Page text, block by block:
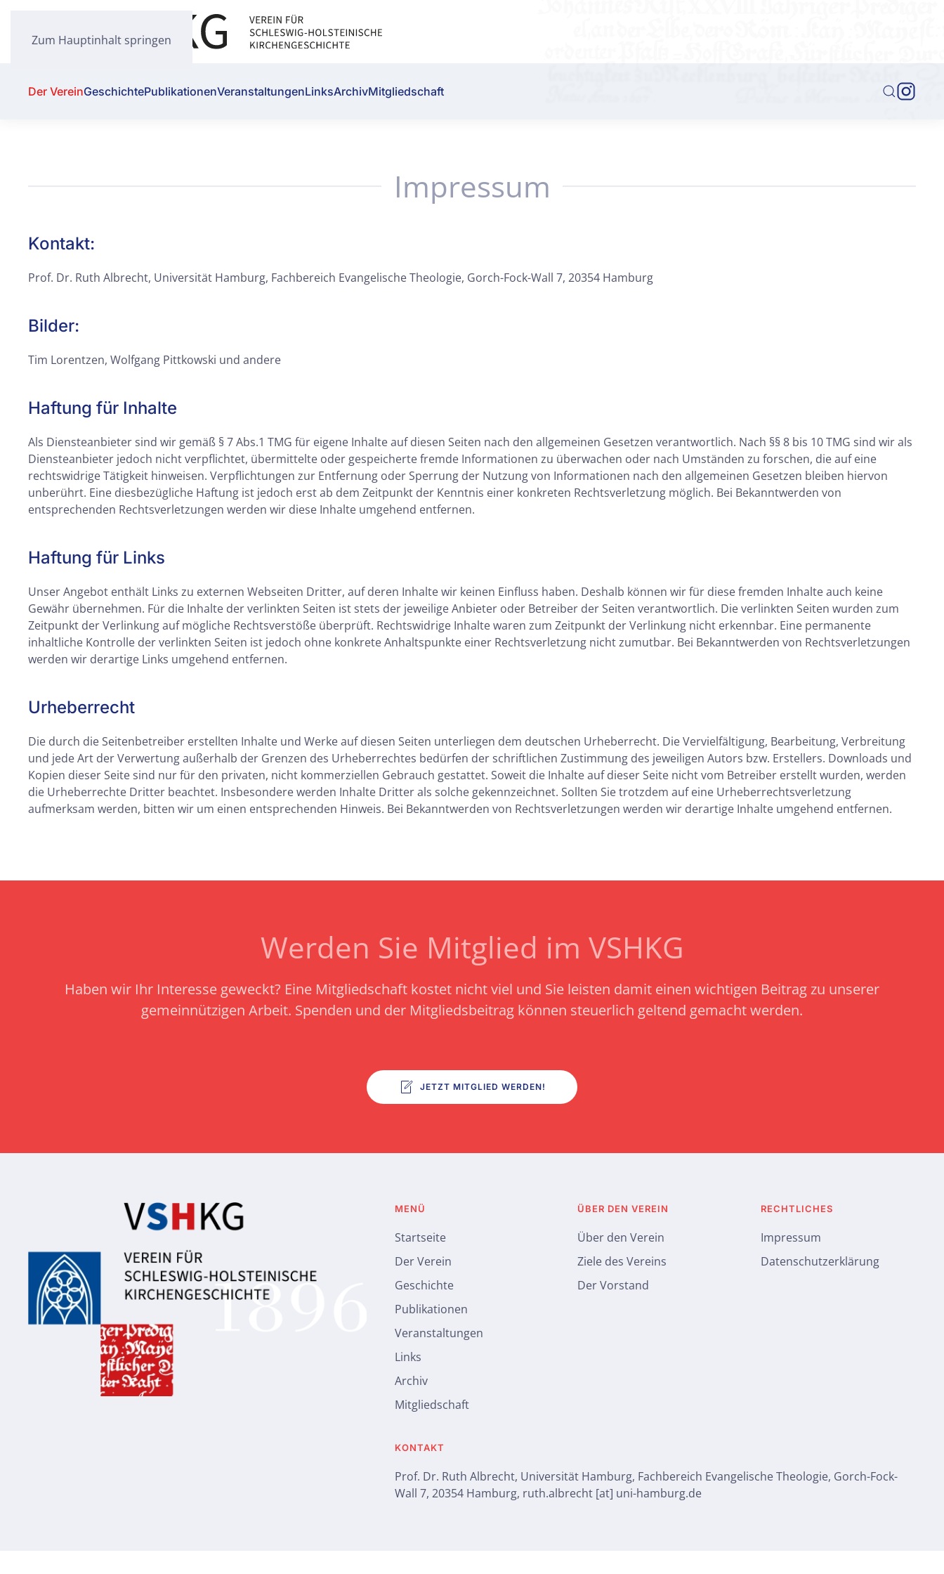
Zum Hauptinhalt springen
Der VereinGeschichtePublikationenVeranstaltungenLinksArchivMitgliedschaft
Impressum
Kontakt:
Prof. Dr. Ruth Albrecht, Universität Hamburg, Fachbereich Evangelische Theologie, Gorch-Fock-Wall 7, 20354 Hamburg
Bilder:
Tim Lorentzen, Wolfgang Pittkowski und andere
Haftung für Inhalte
Als Diensteanbieter sind wir gemäß § 7 Abs.1 TMG für eigene Inhalte auf diesen Seiten nach den allgemeinen Gesetzen verantwortlich. Nach §§ 8 bis 10 TMG sind wir als
Diensteanbieter jedoch nicht verpflichtet, übermittelte oder gespeicherte fremde Informationen zu überwachen oder nach Umständen zu forschen, die auf eine
rechtswidrige Tätigkeit hinweisen. Verpflichtungen zur Entfernung oder Sperrung der Nutzung von Informationen nach den allgemeinen Gesetzen bleiben hiervon
unberührt. Eine diesbezügliche Haftung ist jedoch erst ab dem Zeitpunkt der Kenntnis einer konkreten Rechtsverletzung möglich. Bei Bekanntwerden von
entsprechenden Rechtsverletzungen werden wir diese Inhalte umgehend entfernen.
Haftung für Links
Unser Angebot enthält Links zu externen Webseiten Dritter, auf deren Inhalte wir keinen Einfluss haben. Deshalb können wir für diese fremden Inhalte auch keine
Gewähr übernehmen. Für die Inhalte der verlinkten Seiten ist stets der jeweilige Anbieter oder Betreiber der Seiten verantwortlich. Die verlinkten Seiten wurden zum
Zeitpunkt der Verlinkung auf mögliche Rechtsverstöße überprüft. Rechtswidrige Inhalte waren zum Zeitpunkt der Verlinkung nicht erkennbar. Eine permanente
inhaltliche Kontrolle der verlinkten Seiten ist jedoch ohne konkrete Anhaltspunkte einer Rechtsverletzung nicht zumutbar. Bei Bekanntwerden von Rechtsverletzungen
werden wir derartige Links umgehend entfernen.
Urheberrecht
Die durch die Seitenbetreiber erstellten Inhalte und Werke auf diesen Seiten unterliegen dem deutschen Urheberrecht. Die Vervielfältigung, Bearbeitung, Verbreitung
und jede Art der Verwertung außerhalb der Grenzen des Urheberrechtes bedürfen der schriftlichen Zustimmung des jeweiligen Autors bzw. Erstellers. Downloads und
Kopien dieser Seite sind nur für den privaten, nicht kommerziellen Gebrauch gestattet. Soweit die Inhalte auf dieser Seite nicht vom Betreiber erstellt wurden, werden
die Urheberrechte Dritter beachtet. Insbesondere werden Inhalte Dritter als solche gekennzeichnet. Sollten Sie trotzdem auf eine Urheberrechtsverletzung
aufmerksam werden, bitten wir um einen entsprechenden Hinweis. Bei Bekanntwerden von Rechtsverletzungen werden wir derartige Inhalte umgehend entfernen.
Werden Sie Mitglied im VSHKG
Haben wir Ihr Interesse geweckt? Eine Mitgliedschaft kostet nicht viel und Sie leisten damit einen wichtigen Beitrag zu unserer
gemeinnützigen Arbeit. Spenden und der Mitgliedsbeitrag können steuerlich geltend gemacht werden.
JETZT MITGLIED WERDEN!
MENÜ
Startseite
Der Verein
Geschichte
Publikationen
Veranstaltungen
Links
Archiv
Mitgliedschaft
ÜBER DEN VEREIN
Über den Verein
Ziele des Vereins
Der Vorstand
RECHTLICHES
Impressum
Datenschutzerklärung
KONTAKT
Prof. Dr. Ruth Albrecht, Universität Hamburg, Fachbereich Evangelische Theologie, Gorch-Fock-
Wall 7, 20354 Hamburg, ruth.albrecht [at] uni-hamburg.de